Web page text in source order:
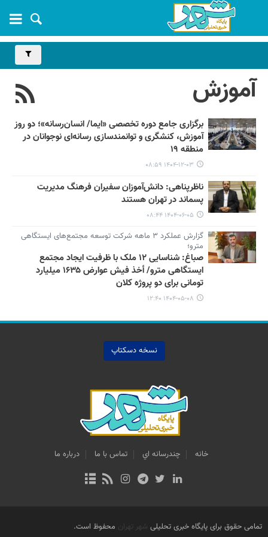
آموزش
برگزاری جامع دوره تخصصی «ایما/ انسان‌رسانه»؛ دو روز
آموزش، کنشگری و توانمندسازی رسانه‌ای نوجوانان در
منطقه ۱۹
۱۴۰۴-۱۲-۰۳ ۰۸:۵۹
ناظرپناهی: دانش‌آموزان سفیران فرهنگ مدیریت
پسماند در تهران هستند
۱۴۰۴-۰۶-۰۵ ۰۸:۴۴
گزارش عملکرد ۳ ماهه شرکت توسعه مجتمع‌های ایستگاهی
مترو؛
صباغ: شناسایی ۱۲ ملک با ظرفیت ایجاد مجتمع
ایستگاهی مترو/ أخذ فیش عوارض ۱۶۳۵ میلیارد
تومانی برای دو پروژه کلان
۱۴۰۴-۰۵-۰۸ ۱۲:۴۰
نسخه دسکتاپ
خانه چندرسانه اي تماس با ما درباره ما
تمامی حقوق برای پایگاه خبری تحلیلی شهر تهران محفوظ است.